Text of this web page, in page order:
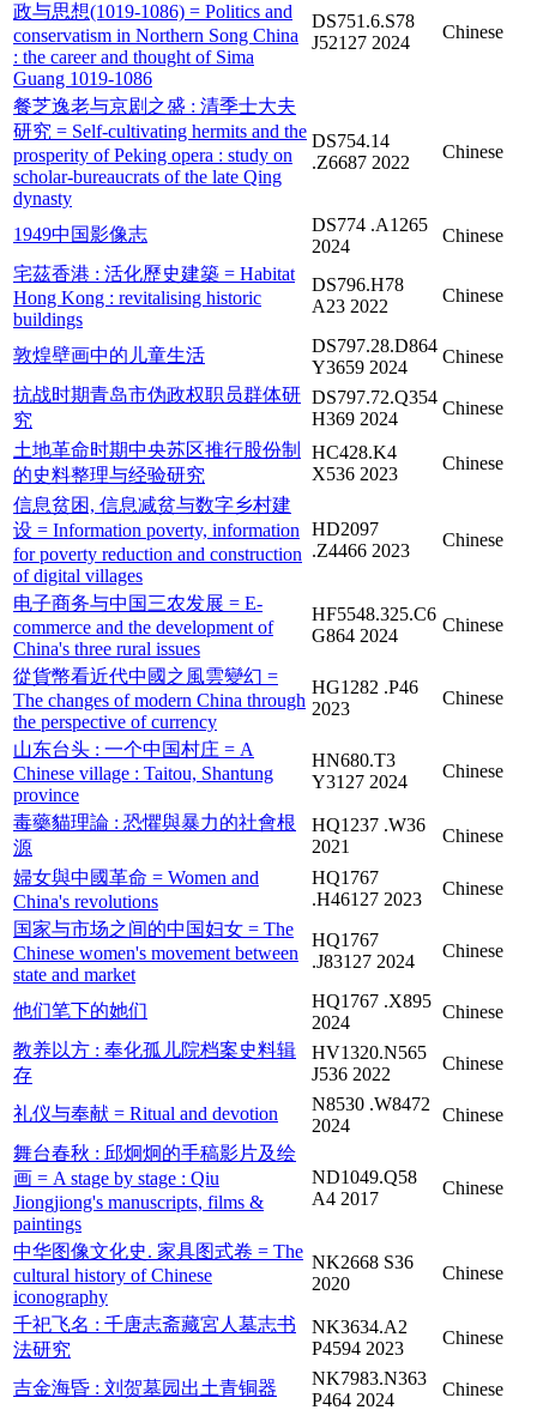
政与思想(1019-1086) = Politics and
conservatism in Northern Song China
: the career and thought of Sima
Guang 1019-1086
DS751.6.S78
J52127 2024
Chinese
餐芝逸老与京剧之盛 : 清季士大夫
研究 = Self-cultivating hermits and the
prosperity of Peking opera : study on
scholar-bureaucrats of the late Qing
dynasty
DS754.14
.Z6687 2022
Chinese
1949中国影像志
DS774 .A1265
2024
Chinese
宅茲香港 : 活化歷史建築 = Habitat
Hong Kong : revitalising historic
buildings
DS796.H78
A23 2022
Chinese
敦煌壁画中的儿童生活
DS797.28.D864
Y3659 2024
Chinese
抗战时期青岛市伪政权职员群体研
究
DS797.72.Q354
H369 2024
Chinese
土地革命时期中央苏区推行股份制
的史料整理与经验研究
HC428.K4
X536 2023
Chinese
信息贫困, 信息减贫与数字乡村建
设 = Information poverty, information
for poverty reduction and construction
of digital villages
HD2097
.Z4466 2023
Chinese
电子商务与中国三农发展 = E-
commerce and the development of
China's three rural issues
HF5548.325.C6
G864 2024
Chinese
從貨幣看近代中國之風雲變幻 =
The changes of modern China through
the perspective of currency
HG1282 .P46
2023
Chinese
山东台头 : 一个中国村庄 = A
Chinese village : Taitou, Shantung
province
HN680.T3
Y3127 2024
Chinese
毒藥貓理論 : 恐懼與暴力的社會根
源
HQ1237 .W36
2021
Chinese
婦女與中國革命 = Women and
China's revolutions
HQ1767
.H46127 2023
Chinese
国家与市场之间的中国妇女 = The
Chinese women's movement between
state and market
HQ1767
.J83127 2024
Chinese
他们笔下的她们
HQ1767 .X895
2024
Chinese
教养以方 : 奉化孤儿院档案史料辑
存
HV1320.N565
J536 2022
Chinese
礼仪与奉献 = Ritual and devotion
N8530 .W8472
2024
Chinese
舞台春秋 : 邱炯炯的手稿影片及绘
画 = A stage by stage : Qiu
Jiongjiong's manuscripts, films &
paintings
ND1049.Q58
A4 2017
Chinese
中华图像文化史. 家具图式卷 = The
cultural history of Chinese
iconography
NK2668 S36
2020
Chinese
千祀飞名 : 千唐志斋藏宮人墓志书
法研究
NK3634.A2
P4594 2023
Chinese
吉金海昏 : 刘贺墓园出土青铜器
NK7983.N363
P464 2024
Chinese